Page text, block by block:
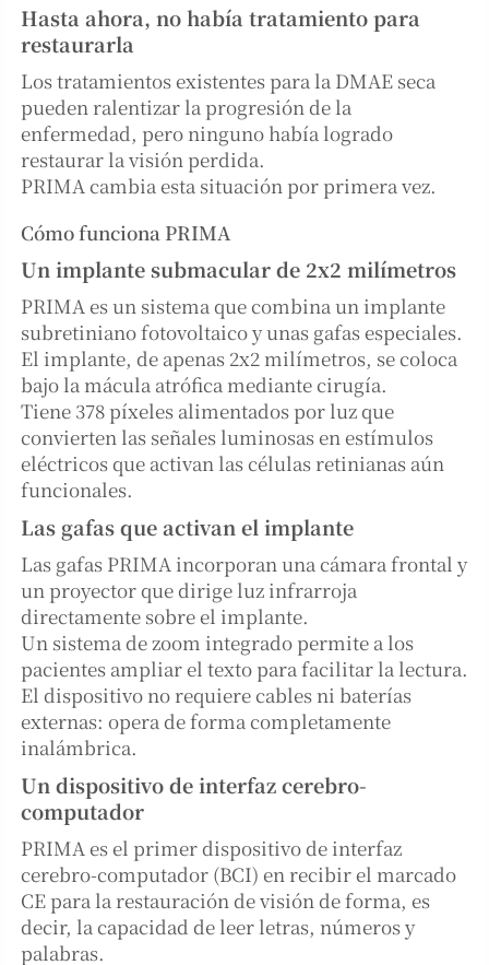
Hasta ahora, no había tratamiento para
restaurarla
Los tratamientos existentes para la DMAE seca
pueden ralentizar la progresión de la
enfermedad, pero ninguno había logrado
restaurar la visión perdida.
PRIMA cambia esta situación por primera vez.
Cómo funciona PRIMA
Un implante submacular de 2x2 milímetros
PRIMA es un sistema que combina un implante
subretiniano fotovoltaico y unas gafas especiales.
El implante, de apenas 2x2 milímetros, se coloca
bajo la mácula atrófica mediante cirugía.
Tiene 378 píxeles alimentados por luz que
convierten las señales luminosas en estímulos
eléctricos que activan las células retinianas aún
funcionales.
Las gafas que activan el implante
Las gafas PRIMA incorporan una cámara frontal y
un proyector que dirige luz infrarroja
directamente sobre el implante.
Un sistema de zoom integrado permite a los
pacientes ampliar el texto para facilitar la lectura.
El dispositivo no requiere cables ni baterías
externas: opera de forma completamente
inalámbrica.
Un dispositivo de interfaz cerebro-
computador
PRIMA es el primer dispositivo de interfaz
cerebro-computador (BCI) en recibir el marcado
CE para la restauración de visión de forma, es
decir, la capacidad de leer letras, números y
palabras.